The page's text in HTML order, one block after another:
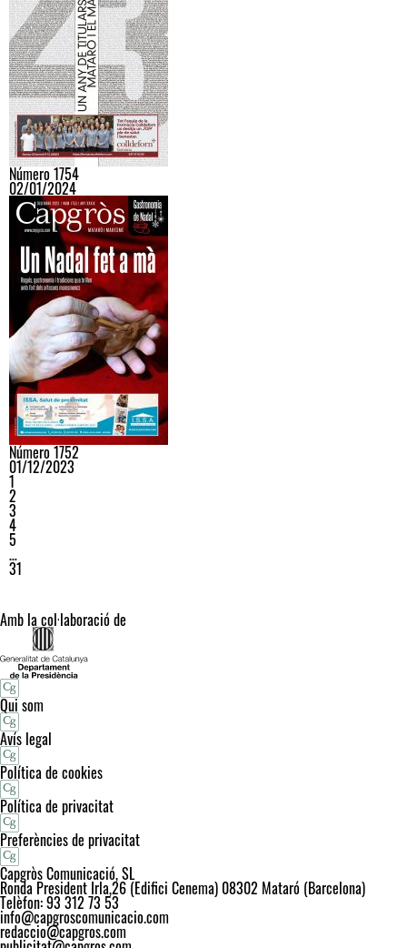
Número 1754
02/01/2024
Número 1752
01/12/2023
1
2
3
4
5
…
31
Amb la col·laboració de
Qui som
Avís legal
Política de cookies
Política de privacitat
Preferències de privacitat
Capgròs Comunicació, SL
Ronda President Irla,26 (Edifici Cenema) 08302 Mataró (Barcelona)
Telèfon: 93 312 73 53
info@capgroscomunicacio.com
redaccio@capgros.com